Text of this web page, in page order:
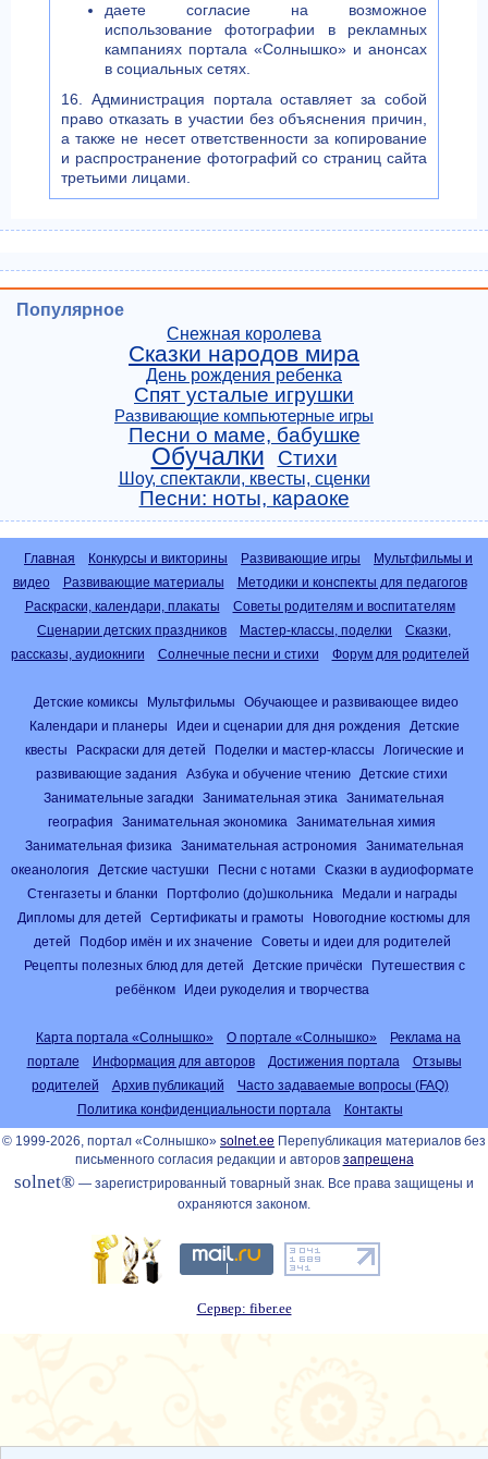
даете согласие на возможное
использование фотографии в рекламных
кампаниях портала «Солнышко» и анонсах
в социальных сетях.
16. Администрация портала оставляет за собой
право отказать в участии без объяснения причин,
а также не несет ответственности за копирование
и распространение фотографий со страниц сайта
третьими лицами.
Популярное
Снежная королева
Сказки народов мира
День рождения ребенка
Спят усталые игрушки
Развивающие компьютерные игры
Песни о маме, бабушке
Обучалки Стихи
Шоу, спектакли, квесты, сценки
Песни: ноты, караоке
Главная Конкурсы и викторины Развивающие игры
Мультфильмы и
видео
Развивающие материалы
Методики и конспекты для педагогов
Раскраски, календари, плакаты
Советы родителям и воспитателям
Сценарии детских праздников
Мастер-классы, поделки
Сказки,
рассказы, аудиокниги
Солнечные песни и стихи Форум для родителей
Детские комиксы Мультфильмы
Обучающее и развивающее видео
Календари и планеры
Идеи и сценарии для дня рождения
Детские
квесты
Раскраски для детей Поделки и мастер-классы
Логические и
развивающие задания
Азбука и обучение чтению
Детские стихи
Занимательные загадки
Занимательная этика
Занимательная
география
Занимательная экономика
Занимательная химия
Занимательная физика
Занимательная астрономия
Занимательная
океанология
Детские частушки Песни с нотами
Сказки в аудиоформате
Стенгазеты и бланки
Портфолио (до)школьника
Медали и награды
Дипломы для детей
Сертификаты и грамоты
Новогодние костюмы для
детей
Подбор имён и их значение
Советы и идеи для родителей
Рецепты полезных блюд для детей
Детские причёски
Путешествия с
ребёнком
Идеи рукоделия и творчества
Карта портала «Солнышко» О портале «Солнышко»
Реклама на
портале
Информация для авторов Достижения портала
Отзывы
родителей
Архив публикаций
Часто задаваемые вопросы (FAQ)
Политика конфиденциальности портала
Контакты
© 1999-2026, портал «Солнышко» solnet.ee Перепубликация материалов без
письменного согласия редакции и авторов запрещена
solnet® — зарегистрированный товарный знак. Все права защищены и
охраняются законом.
Сервер: fiber.ee